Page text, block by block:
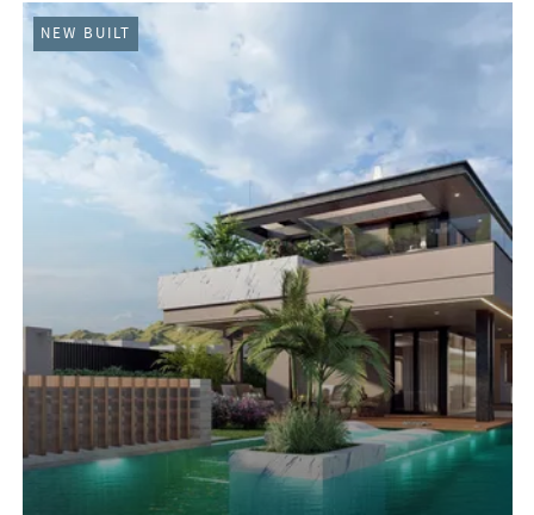
NEW BUILT